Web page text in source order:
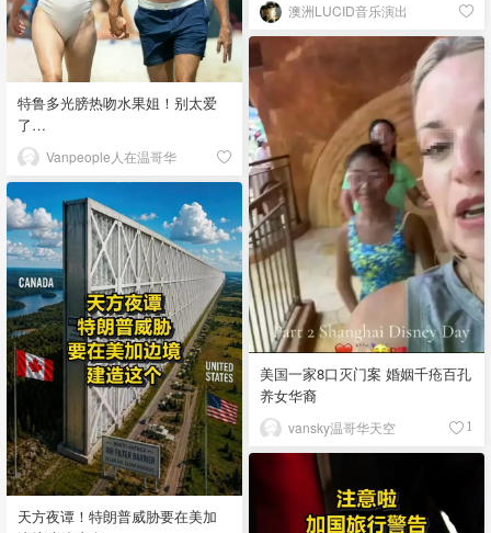
澳洲LUCID音乐演出
特鲁多光膀热吻水果姐！别太爱
了…
Vanpeople人在温哥华
美国一家8口灭门案 婚姻千疮百孔
养女华裔
vansky温哥华天空 1
天方夜谭！特朗普威胁要在美加